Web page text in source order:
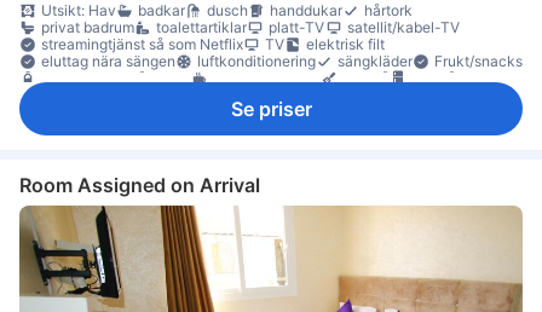
Utsikt: Hav
badkar dusch handdukar
hårtork
privat badrum
toalettartiklar platt-TV
satellit/kabel-TV
streamingtjänst så som Netflix
TV
elektrisk filt
eluttag nära sängen
luftkonditionering sängkläder
Frukt/snacks
gratis vatten på flaska
kaffe-/tekokare kokvrå
kylskåp
sittmöbler
Se priser
Room Assigned on Arrival